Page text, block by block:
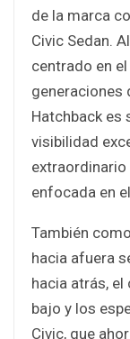
de la marca
Civic Sedan.
centrado en
generaciones
Hatchback es
visibilidad
enfocada en
También
hacia afuera
hacia atrás, el
bajo y los
Civic, que